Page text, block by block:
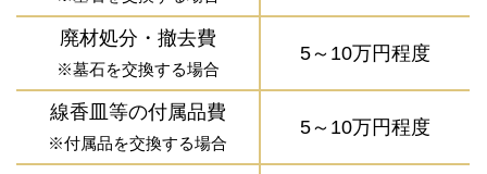
廃材処分・撤去費
※墓石を交換する場合
5～10万円程度
線香皿等の付属品費
※付属品を交換する場合
5～10万円程度